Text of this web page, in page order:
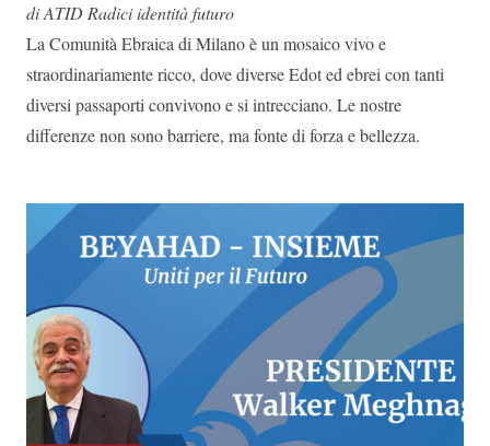
di ATID Radici identità futuro
La Comunità Ebraica di Milano è un mosaico vivo e
straordinariamente ricco, dove diverse Edot ed ebrei con tanti
diversi passaporti convivono e si intrecciano. Le nostre
differenze non sono barriere, ma fonte di forza e bellezza.